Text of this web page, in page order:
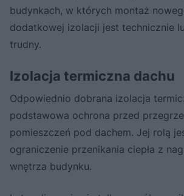
budynkach, w których montaż
dodatkowej izolacji jest technicznie
trudny.
Izolacja termiczna dachu
Odpowiednio dobrana izolacja
podstawowa ochrona przed
pomieszczeń pod dachem. Jej rolą
ograniczenie przenikania ciepła z
wnętrza budynku.